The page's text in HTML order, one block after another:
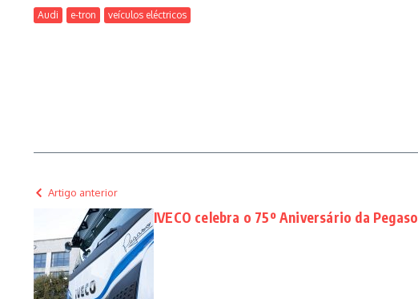
Audi e-tron veículos eléctricos
Artigo anterior
IVECO celebra o 75º Aniversário da Pegaso